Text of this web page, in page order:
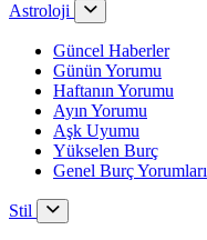
Astroloji
Güncel Haberler
Günün Yorumu
Haftanın Yorumu
Ayın Yorumu
Aşk Uyumu
Yükselen Burç
Genel Burç Yorumları
Stil